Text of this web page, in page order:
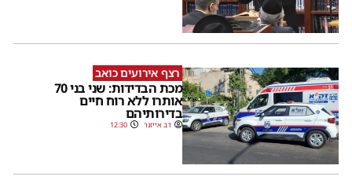
רצף אירועים כואב
מכת הבדידות: שני בני 70
אותרו ללא רוח חיים
בדירותיהם
דב אייזנר 12:30